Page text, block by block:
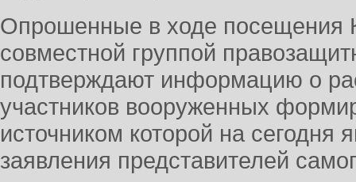
Опрошенные в ходе посещения
совместной группой
подтверждают информацию о
участников вооруженных
источником которой на сегодня
заявления представителей